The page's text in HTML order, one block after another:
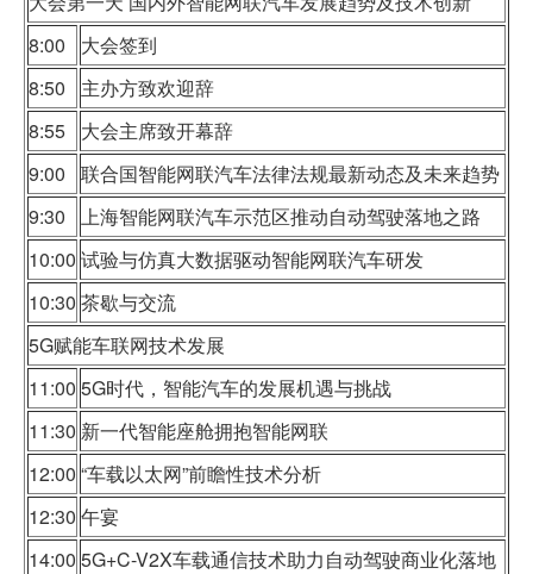
8:00
大会签到
8:50
主办方致欢迎辞
8:55
大会主席致开幕辞
9:00
联合国智能网联汽车法律法规最新动态及未来趋势
9:30
上海智能网联汽车示范区推动自动驾驶落地之路
10:00 试验与仿真大数据驱动智能网联汽车研发
10:30 茶歇与交流
5G赋能车联网技术发展
11:00 5G时代，智能汽车的发展机遇与挑战
11:30 新一代智能座舱拥抱智能网联
12:00 “车载以太网”前瞻性技术分析
12:30 午宴
14:00 5G+C-V2X车载通信技术助力自动驾驶商业化落地